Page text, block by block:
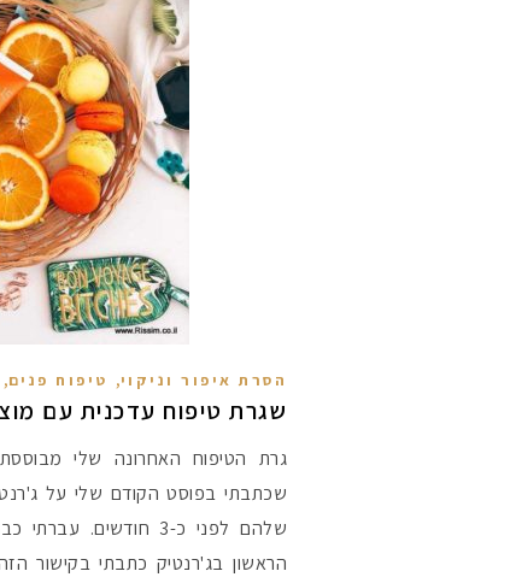
הסרת איפור וניקוי, טיפוח פנים,
שגרת טיפוח עדכנית עם מוצרי
גרת הטיפוח האחרונה שלי
שכתבתי בפוסט הקודם שלי על
הראשון בג'רנטיק כתבתי בקישור